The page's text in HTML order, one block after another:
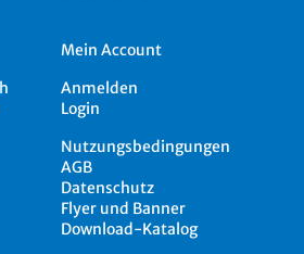
Mein Account
Anmelden
Login
Nutzungsbedingungen
AGB
Datenschutz
Flyer und Banner
Download-Katalog